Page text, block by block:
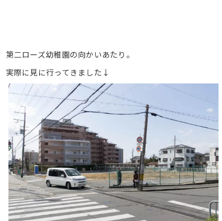
第二ローズ幼稚園の向かいあたり。
実際に見に行ってきました↓